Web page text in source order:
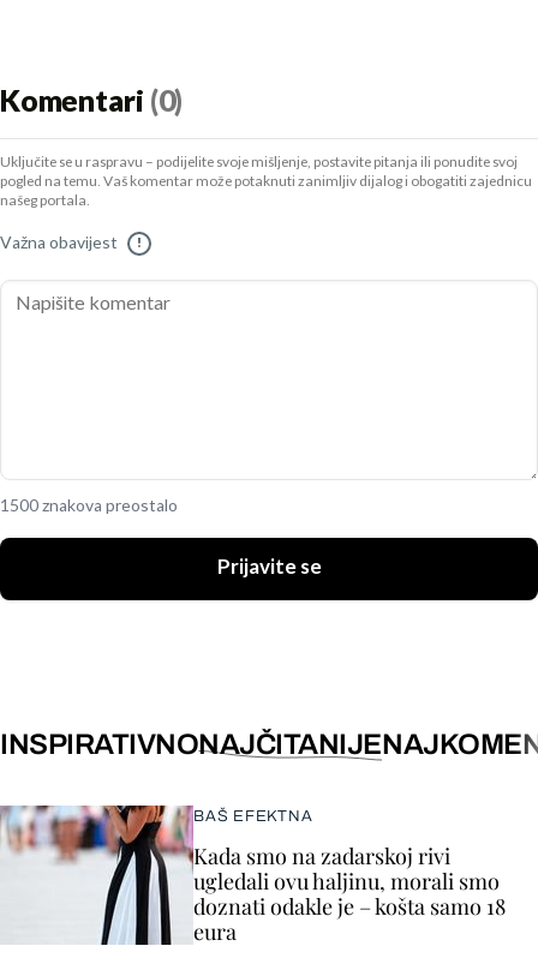
Komentari (0)
Uključite se u raspravu – podijelite svoje mišljenje, postavite pitanja ili ponudite svoj
pogled na temu. Vaš komentar može potaknuti zanimljiv dijalog i obogatiti zajednicu
našeg portala.
Važna obavijest !
1500 znakova preostalo
Prijavite se
INSPIRATIVNONAJČITANIJE
BAŠ EFEKTNA
Kada smo na zadarskoj rivi
ugledali ovu haljinu, morali smo
doznati odakle je – košta samo 18
eura